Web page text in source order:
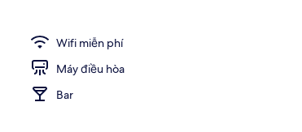
Wifi miễn phí
Máy điều hòa
Bar